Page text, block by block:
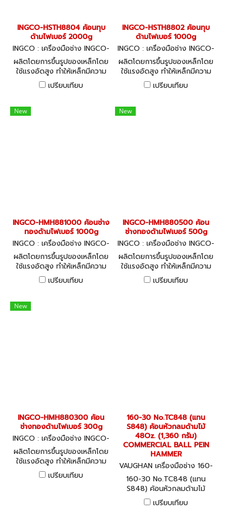
INGCO-HSTH8804 ค้อนทุบ
ด้ามไฟเบอร์ 2000g
INGCO : เครื่องมือช่าง INGCO-
HSTH8804
ผลิตโดยการขึ้นรูปของเหล็กโดย
ใช้แรงอัดสูง ทำให้เหล็กมีความ
แน่น แข็งแรง ทนความร้อน
พร้อมด้ามจับไฟเบอร์ INGCO
เปรียบเทียบ
INGCO-HSTH8802 ค้อนทุบ
ด้ามไฟเบอร์ 1000g
INGCO : เครื่องมือช่าง INGCO-
HSTH8802
ผลิตโดยการขึ้นรูปของเหล็กโดย
ใช้แรงอัดสูง ทำให้เหล็กมีความ
แน่น แข็งแรง ทนความร้อน
พร้อมด้ามจับไฟเบอร์ INGCO
เปรียบเทียบ
New
INGCO-HMH881000 ค้อนช่าง
ทองด้ามไฟเบอร์ 1000g
INGCO : เครื่องมือช่าง INGCO-
HMH881000
ผลิตโดยการขึ้นรูปของเหล็กโดย
ใช้แรงอัดสูง ทำให้เหล็กมีความ
แน่น แข็งแรง ทนความร้อน
พร้อมด้ามจับไฟเบอร์ INGCO
เปรียบเทียบ
New
INGCO-HMH880500 ค้อน
ช่างทองด้ามไฟเบอร์ 500g
INGCO : เครื่องมือช่าง INGCO-
HMH880500
ผลิตโดยการขึ้นรูปของเหล็กโดย
ใช้แรงอัดสูง ทำให้เหล็กมีความ
แน่น แข็งแรง ทนความร้อน
พร้อมด้ามจับไฟเบอร์ INGCO
เปรียบเทียบ
New
INGCO-HMH880300 ค้อน
ช่างทองด้ามไฟเบอร์ 300g
INGCO : เครื่องมือช่าง INGCO-
HMH880300
ผลิตโดยการขึ้นรูปของเหล็กโดย
ใช้แรงอัดสูง ทำให้เหล็กมีความ
แน่น แข็งแรง ทนความร้อน
พร้อมด้ามจับไฟเบอร์ INGCO
เปรียบเทียบ
160-30 No.TC848 (แทน
S848) ค้อนหัวกลมด้ามไม้
48Oz. (1,360 กรัม)
COMMERCIAL BALL PEIN
HAMMER
VAUGHAN เครื่องมือช่าง 160-
30 No.TC848
160-30 No.TC848 (แทน
S848) ค้อนหัวกลมด้ามไม้
48Oz. (1,360 กรัม)
COMMERCIAL BALL PEIN
เปรียบเทียบ